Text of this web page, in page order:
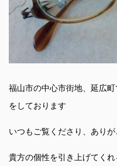
福山市の中心市街地、延広
をしております 「め
いつもご覧くださり、ありが
貴方の個性を引き上げてく